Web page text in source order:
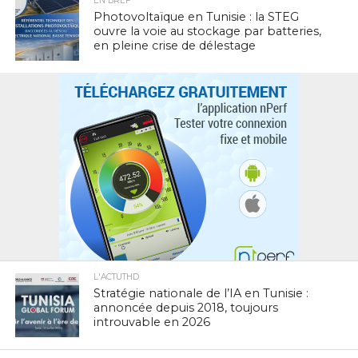
Photovoltaïque en Tunisie : la STEG
ouvre la voie au stockage par batteries,
en pleine crise de délestage
L'ACTUTHD
Stratégie nationale de l’IA en Tunisie :
annoncée depuis 2018, toujours
introuvable en 2026